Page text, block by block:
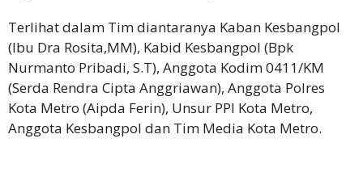
Terlihat dalam Tim diantaranya Kaban Kesbangpol
(Ibu Dra Rosita,MM), Kabid Kesbangpol (Bpk
Nurmanto Pribadi, S.T), Anggota Kodim 0411/KM
(Serda Rendra Cipta Anggriawan), Anggota Polres
Kota Metro (Aipda Ferin), Unsur PPI Kota Metro,
Anggota Kesbangpol dan Tim Media Kota Metro.